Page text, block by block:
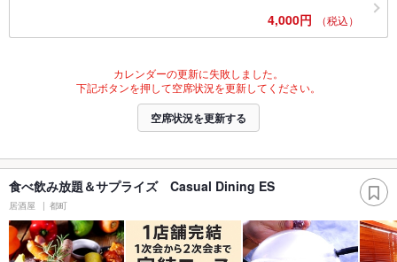
4,000円 （税込）
カレンダーの更新に失敗しました。
下記ボタンを押して空席状況を更新してください。
空席状況を更新する
食べ飲み放題＆サプライズ Casual Dining ES
居酒屋 都町